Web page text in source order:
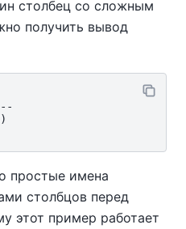
столбец со сложным
получить вывод
простые имена
столбцов перед
этот пример работает